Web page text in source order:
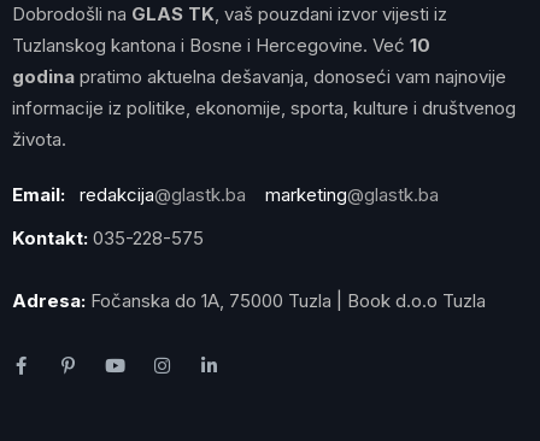
Dobrodošli na GLAS TK , vaš pouzdani izvor vijesti iz
Tuzlanskog kantona i Bosne i Hercegovine. Već 10
godina pratimo aktuelna dešavanja, donoseći vam najnovije
informacije iz politike, ekonomije, sporta, kulture i društvenog
života.
Email: redakcija@glastk.ba marketing@glastk.ba
Kontakt: 035-228-575
Adresa: Fočanska do 1A, 75000 Tuzla | Book d.o.o Tuzla